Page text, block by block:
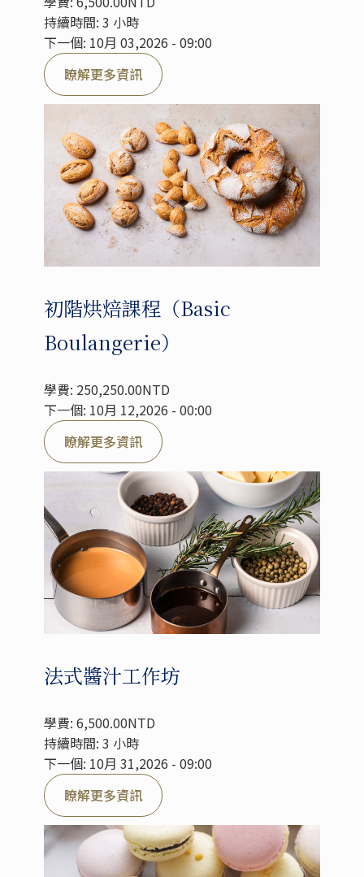
持續時間: 3 小時
下一個: 10月 03,2026 - 09:00
瞭解更多資訊
初階烘焙課程（Basic
Boulangerie）
學費: 250,250.00NTD
下一個: 10月 12,2026 - 00:00
瞭解更多資訊
法式醬汁工作坊
學費: 6,500.00NTD
持續時間: 3 小時
下一個: 10月 31,2026 - 09:00
瞭解更多資訊